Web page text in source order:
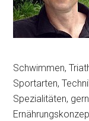
Schwimmen,
Sportarten,
Spezialitäten,